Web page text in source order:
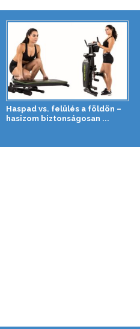
Haspad vs. felülés a földön –
hasizom biztonságosan ...